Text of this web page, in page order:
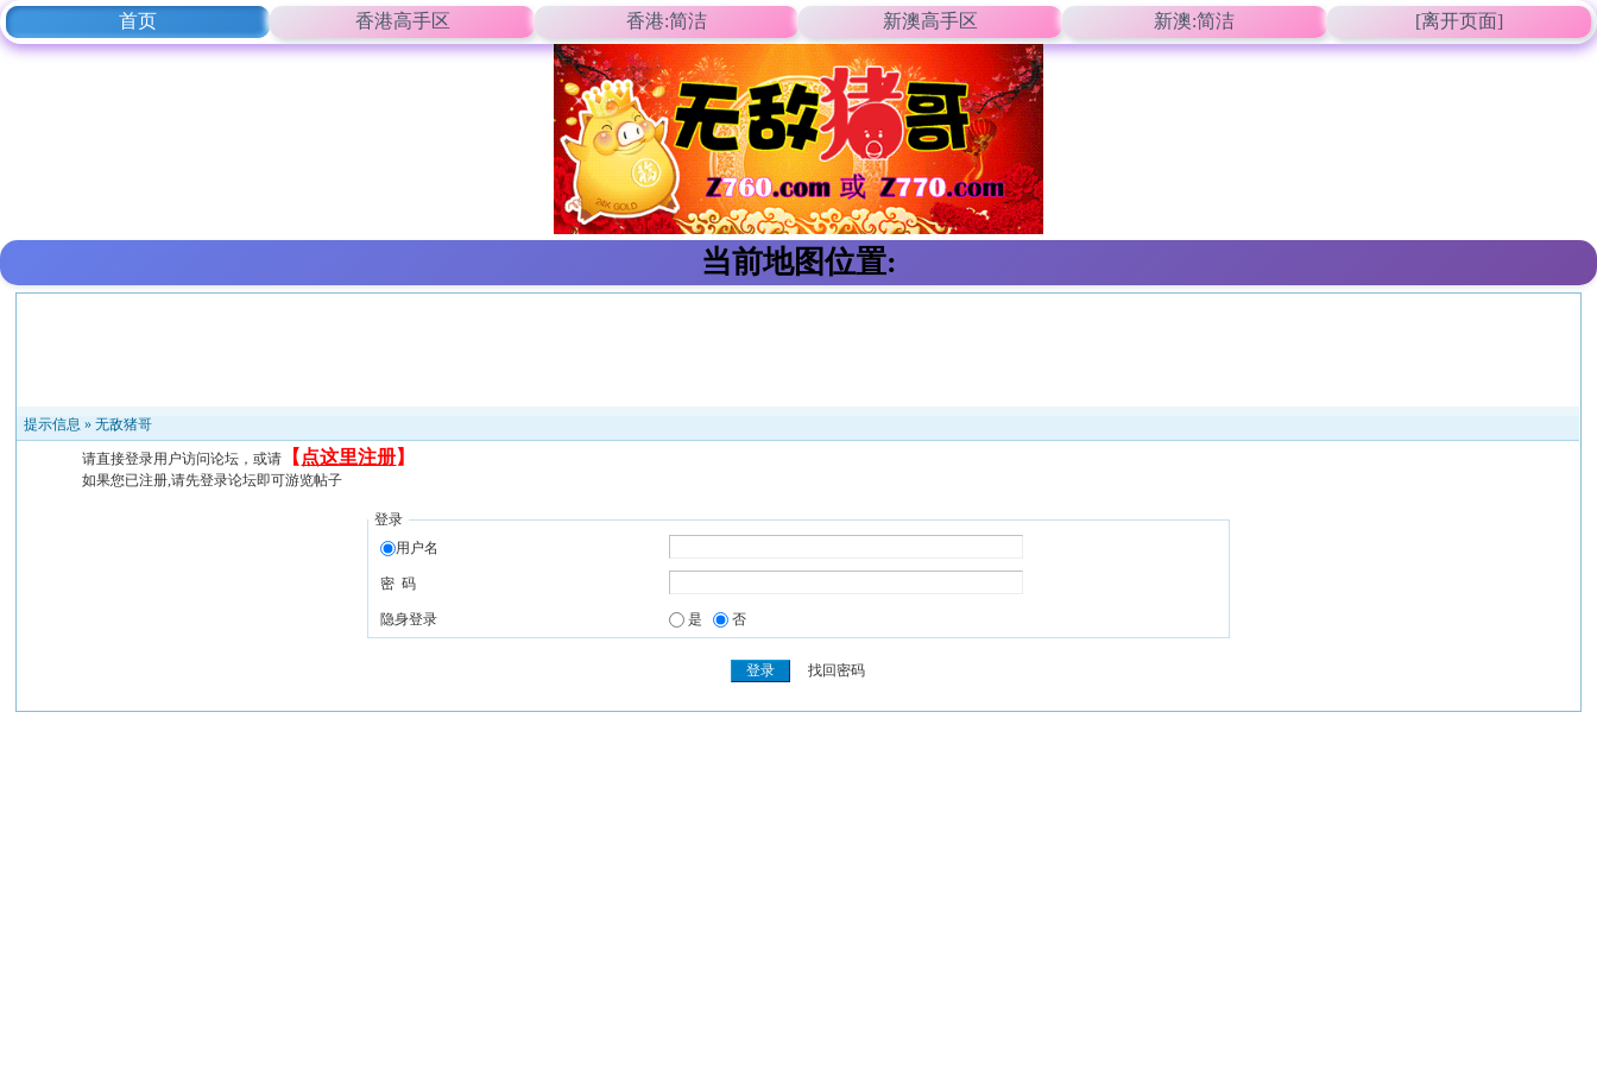
首页 香港高手区 香港:简洁 新澳高手区 新澳:简洁 [离开页面]
当前地图位置:
提示信息 »无敌猪哥
请直接登录用户访问论坛，或请 【 点这里注册】
如果您已注册,请先登录论坛即可游览帖子
登录
用户名
密 码
隐身登录 是 否
找回密码